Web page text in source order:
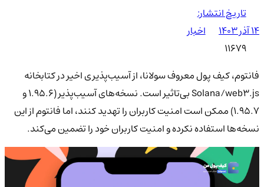
تاریخ انتشار:
۱۴ آذر ۱۴۰۳
اخبار
11679
فانتوم، کیف پول معروف سولانا، از آسیب‌پذیری اخیر در کتابخانه
Solana/web3.js بی‌تاثیر است. نسخه‌های آسیب‌پذیر (1.95.6 و
1.95.7) ممکن است امنیت کاربران را تهدید کنند، اما فانتوم از این
نسخه‌ها استفاده نکرده و امنیت کاربران خود را تضمین می‌کند.